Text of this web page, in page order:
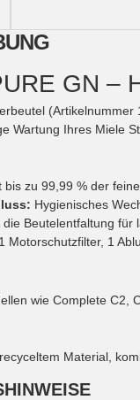
GN –
Wartung Ihres Miele
bis zu 99,99 % der
Hygienisches
Beutelentfaltung für
Motorschutzfilter, 1
wie Complete C2,
Material,